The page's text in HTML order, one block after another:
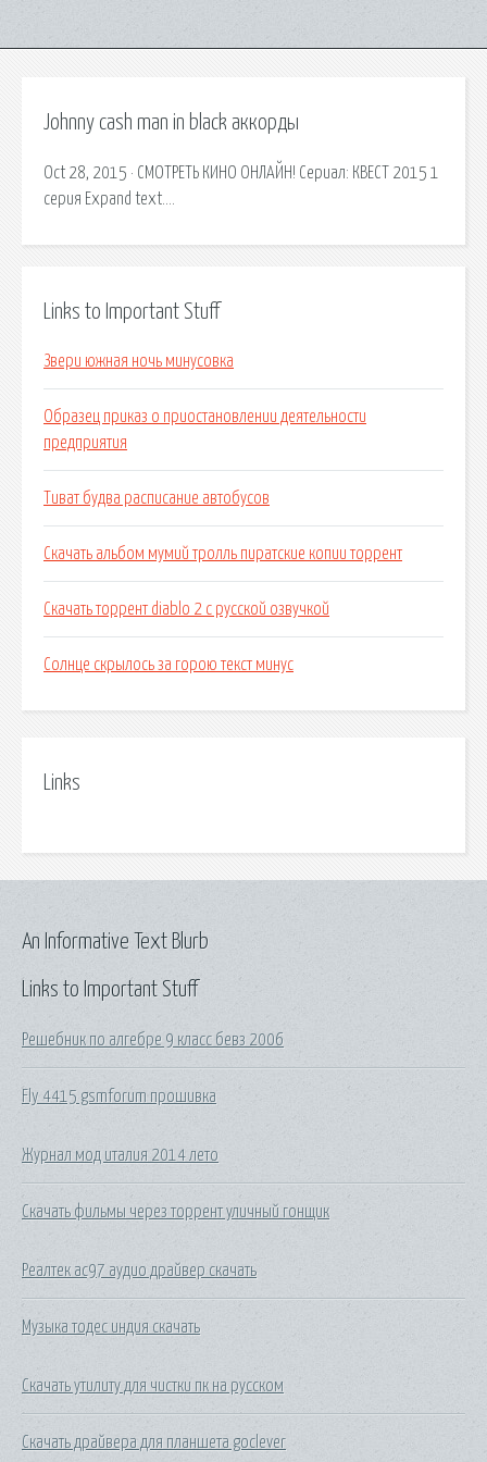
Johnny cash man in black аккорды
Oct 28, 2015 · СМОТРЕТЬ КИНО ОНЛАЙН! Сериал: КВЕСТ 2015 1
серия Expand text….
Links to Important Stuff
Звери южная ночь минусовка
Образец приказ о приостановлении деятельности
предприятия
Тиват будва расписание автобусов
Скачать альбом мумий тролль пиратские копии торрент
Скачать торрент diablo 2 с русской озвучкой
Солнце скрылось за горою текст минус
Links
Links to Important Stuff
Решебник по алгебре 9 класс бевз 2006
Fly 4415 gsmforum прошивка
Журнал мод италия 2014 лето
Скачать фильмы через торрент уличный гонщик
Реалтек ac97 аудио драйвер скачать
Музыка тодес индия скачать
Скачать утилиту для чистки пк на русском
Скачать драйвера для планшета goclever
An Informative Text Blurb